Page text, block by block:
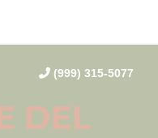
(999) 315-5077
DEL